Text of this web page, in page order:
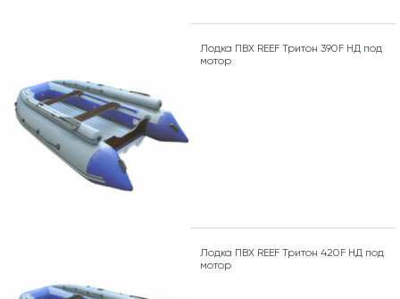
Лодка ПВХ REEF Тритон 390F НД под
мотор
Лодка ПВХ REEF Тритон 420F НД под
мотор